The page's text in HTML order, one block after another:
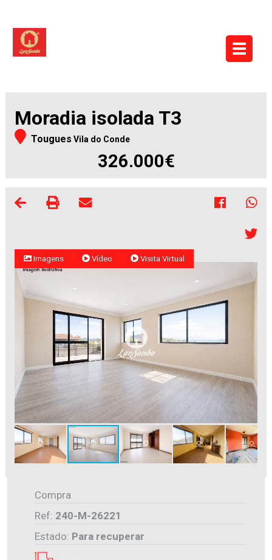
Moradia isolada T3
Tougues Vila do Conde
326.000€
Imagens Vídeo Visita Virtual
Compra
Ref: 240-M-26221
Estado: Para recuperar